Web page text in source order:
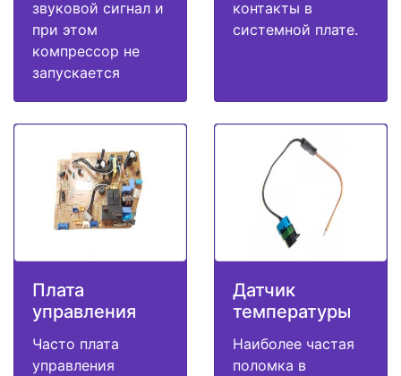
звуковой сигнал и
при этом
компрессор не
запускается
контакты в
системной плате.
Плата
управления
Часто плата
управления
Датчик
температуры
Наиболее частая
поломка в